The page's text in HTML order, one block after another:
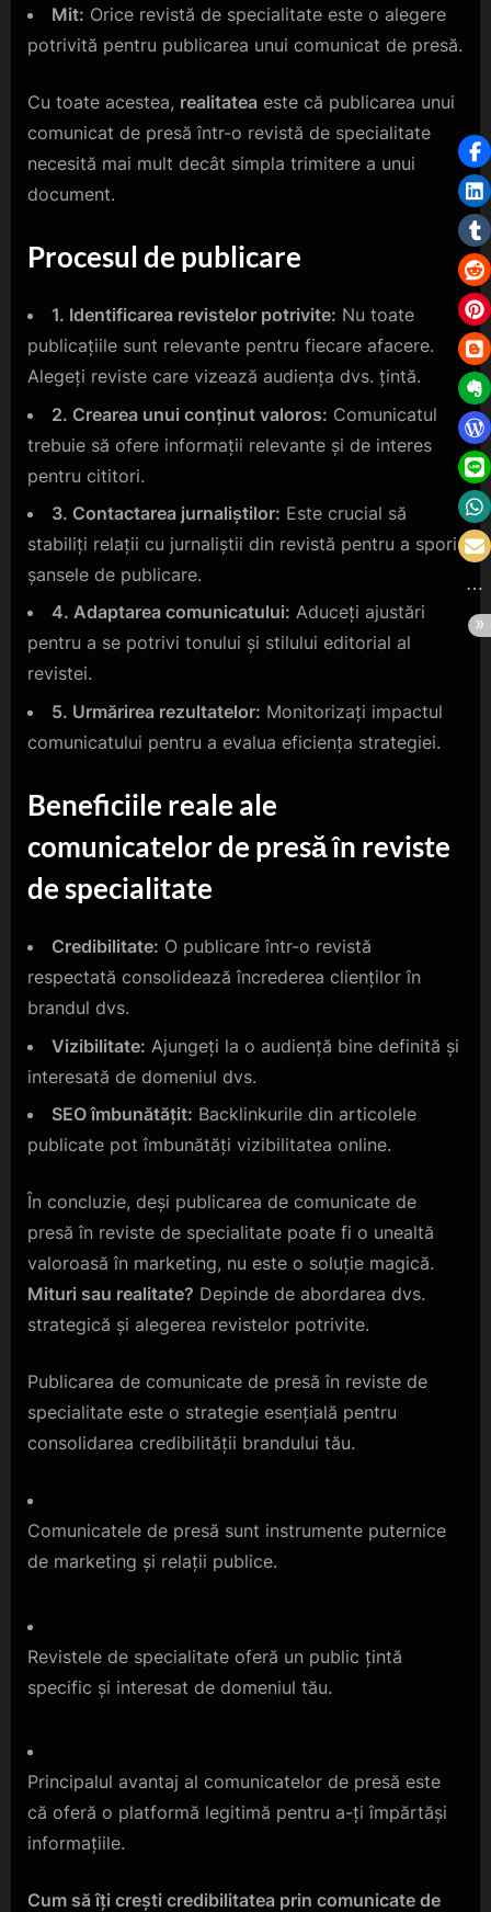
Mit: Orice revistă de specialitate este o alegere
potrivită pentru publicarea unui comunicat de presă.
Cu toate acestea, realitatea este că publicarea unui
comunicat de presă într-o revistă de specialitate
necesită mai mult decât simpla trimitere a unui
document.
Procesul de publicare
1. Identificarea revistelor potrivite: Nu toate
publicațiile sunt relevante pentru fiecare afacere.
Alegeți reviste care vizează audiența dvs. țintă.
2. Crearea unui conținut valoros: Comunicatul
trebuie să ofere informații relevante și de interes
pentru cititori.
3. Contactarea jurnaliștilor: Este crucial să
stabiliți relații cu jurnaliștii din revistă pentru a spori
șansele de publicare.
4. Adaptarea comunicatului: Aduceți ajustări
pentru a se potrivi tonului și stilului editorial al
revistei.
5. Urmărirea rezultatelor: Monitorizați impactul
comunicatului pentru a evalua eficiența strategiei.
Beneficiile reale ale
comunicatelor de presă în reviste
de specialitate
Credibilitate: O publicare într-o revistă
respectată consolidează încrederea clienților în
brandul dvs.
Vizibilitate: Ajungeți la o audiență bine definită și
interesată de domeniul dvs.
SEO îmbunătățit: Backlinkurile din articolele
publicate pot îmbunătăți vizibilitatea online.
În concluzie, deși publicarea de comunicate de
presă în reviste de specialitate poate fi o unealtă
valoroasă în marketing, nu este o soluție magică.
Mituri sau realitate? Depinde de abordarea dvs.
strategică și alegerea revistelor potrivite.
Publicarea de comunicate de presă în reviste de
specialitate este o strategie esențială pentru
consolidarea credibilității brandului tău.
Comunicatele de presă sunt instrumente puternice
de marketing și relații publice.
Revistele de specialitate oferă un public țintă
specific și interesat de domeniul tău.
Principalul avantaj al comunicatelor de presă este
că oferă o platformă legitimă pentru a-ți împărtăși
informațiile.
Cum să îți crești credibilitatea prin comunicate de